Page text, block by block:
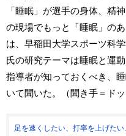
「睡眠」が選手の身体、精
の現場でもっと「睡眠」の
は、早稲田大学スポーツ科
氏の研究テーマは睡眠と運
指導者が知っておくべき、
いて聞いた。（聞き手＝ド
足を速くしたい、打率を上げた